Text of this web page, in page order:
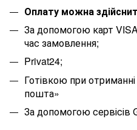
Оплату можна
За допомогою карт
час замовлення;
Privat24;
Готівкою при
пошта»
За допомогою сервісів